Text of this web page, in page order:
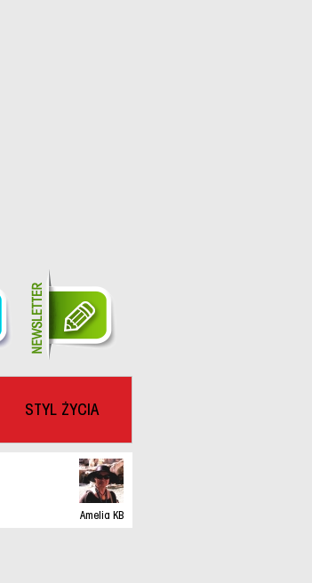
STYL ŻYCIA
Amelia KB